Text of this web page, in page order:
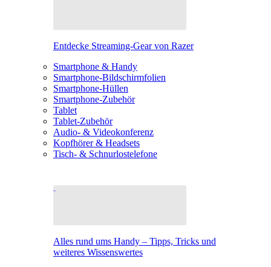
Entdecke Streaming-Gear von Razer
Smartphone & Handy
Smartphone-Bildschirmfolien
Smartphone-Hüllen
Smartphone-Zubehör
Tablet
Tablet-Zubehör
Audio- & Videokonferenz
Kopfhörer & Headsets
Tisch- & Schnurlostelefone
Alles rund ums Handy – Tipps, Tricks und
weiteres Wissenswertes